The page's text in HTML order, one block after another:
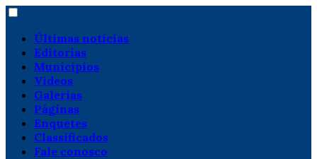
Últimas notícias
Editorias
Municípios
Vídeos
Galerias
Páginas
Enquetes
Classificados
Fale conosco